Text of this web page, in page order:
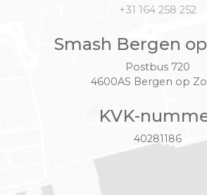
+31 164 258 252
Smash Bergen
Postbus 720
4600AS Bergen op
KVK-
40281186